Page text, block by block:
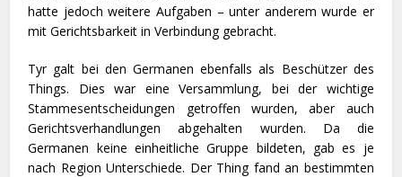
hatte jedoch weitere Aufgaben – unter anderem wurde er
mit Gerichtsbarkeit in Verbindung gebracht.
Tyr galt bei den Germanen ebenfalls als Beschützer des
Things. Dies war eine Versammlung, bei der wichtige
Stammesentscheidungen getroffen wurden, aber auch
Gerichtsverhandlungen abgehalten wurden. Da die
Germanen keine einheitliche Gruppe bildeten, gab es je
nach Region Unterschiede. Der Thing fand an bestimmten